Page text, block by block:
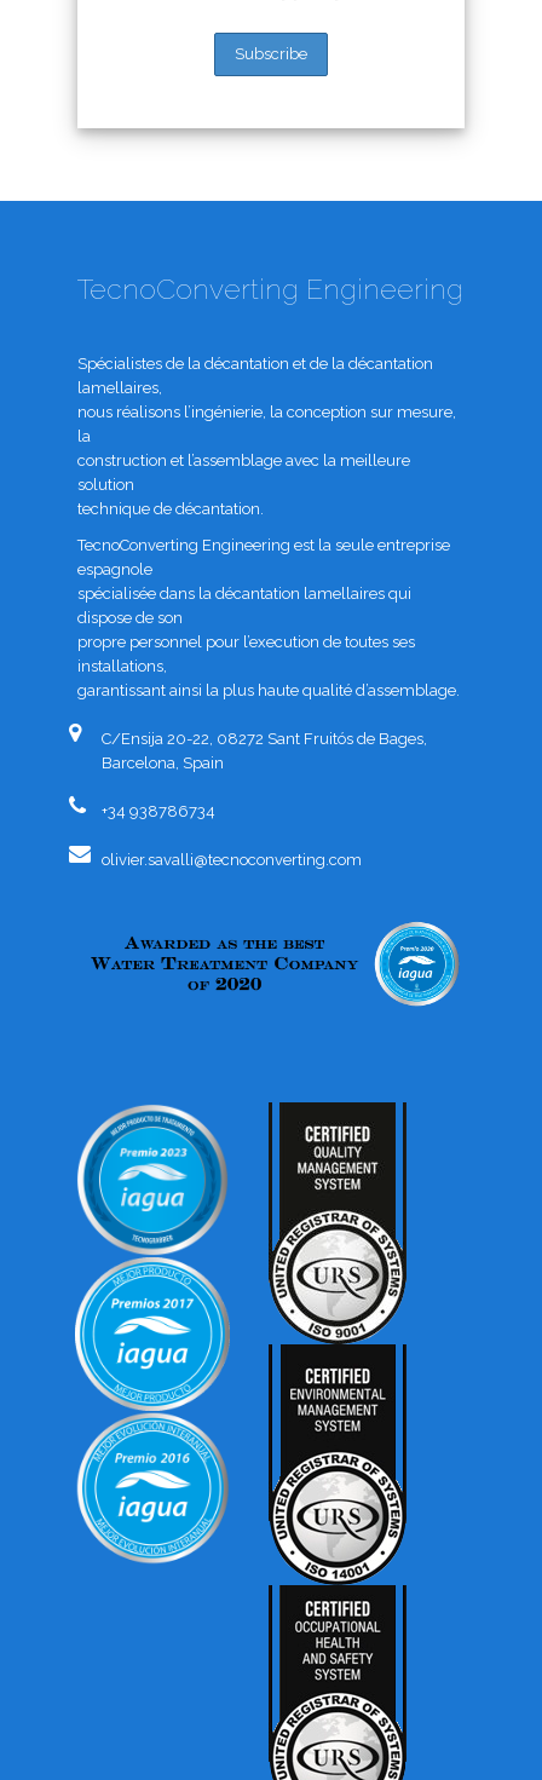
TecnoConverting Engineering
Spécialistes de la décantation et de la décantation
lamellaires,
nous réalisons l’ingénierie, la conception sur mesure,
la
construction et l’assemblage avec la meilleure
solution
technique de décantation.
TecnoConverting Engineering est la seule entreprise
espagnole
spécialisée dans la décantation lamellaires qui
dispose de son
propre personnel pour l’execution de toutes ses
installations,
garantissant ainsi la plus haute qualité d’assemblage.
C/Ensija 20-22, 08272 Sant Fruitós de Bages,
Barcelona, Spain
+34 938786734
olivier.savalli@tecnoconverting.com